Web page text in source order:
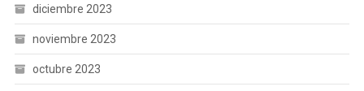
diciembre 2023
noviembre 2023
octubre 2023